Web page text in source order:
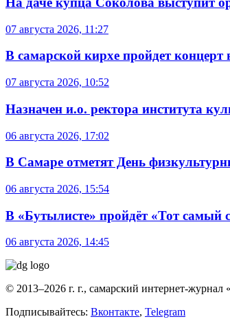
07 августа 2026, 11:27
В самарской кирхе пройдет
07 августа 2026, 10:52
Назначен и.о. ректора института
06 августа 2026, 17:02
В Самаре отметят День
06 августа 2026, 15:54
В «Бутылисте» пройдёт «Тот самый
06 августа 2026, 14:45
© 2013–2026 г. г., самарский интернет-журнал
Подписывайтесь: Вконтакте, Telegram